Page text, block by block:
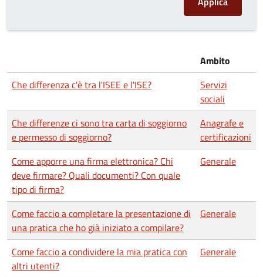
Ambito
Che differenza c'è tra l'ISEE e l'ISE?
Servizi
sociali
Che differenze ci sono tra carta di soggiorno
e permesso di soggiorno?
Anagrafe e
certificazioni
Come apporre una firma elettronica? Chi
deve firmare? Quali documenti? Con quale
tipo di firma?
Generale
Come faccio a completare la presentazione di
una pratica che ho già iniziato a compilare?
Generale
Come faccio a condividere la mia pratica con
altri utenti?
Generale